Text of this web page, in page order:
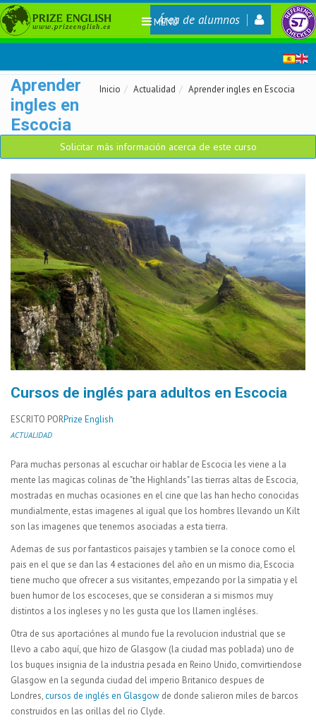
Área de alumnos
MENÚ
Inicio Actualidad Aprender ingles en Escocia
Aprender
ingles en
Escocia
Solicitar más información acerca de este curso
Cursos de inglés para adultos en Escocia
ESCRITO PORPrize English
ACTUALIDAD
Para muchas personas al escuchar oir hablar de Escocia les viene a la
mente las magicas colinas de "the Highlands" las tierras altas de Escocia,
mostradas en muchas ocasiones en el cine que las han hecho conocidas
mundialmente, estas imagenes al igual que los hombres llevando un Kilt
son las imagenes que tenemos asociadas a esta tierra.
Ademas de sus por fantasticos paisajes y tambien se la conoce como el
pais en el que se dan las 4 estaciones del año en un mismo dia, Escocia
tiene mucho que ofrecer a sus visitantes, empezando por la simpatia y el
buen humor de los escoceses, que se consideran a si mismos muy
distintos a los ingleses y no les gusta que los llamen ingléses.
Otra de sus aportaciónes al mundo fue la revolucion industrial que se
llevo a cabo aquí, que hizo de Glasgow (la ciudad mas poblada) uno de
los buques insignia de la industria pesada en Reino Unido, comvirtiendose
Glasgow en la segunda ciudad del imperio Britanico despues de
Londres,cursos de inglés en Glasgow de donde salieron miles de barcos
construidos en las orillas del rio Clyde.